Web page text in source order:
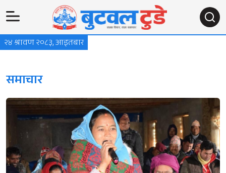
२४ श्रावण २०८३, आइतबार
समाचार